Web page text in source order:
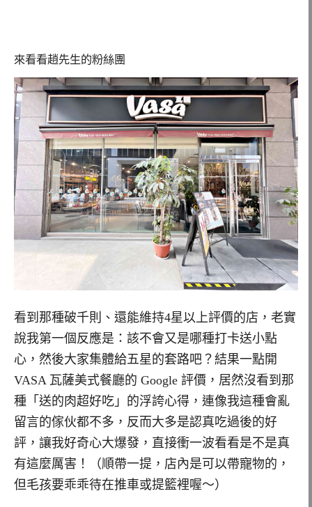
來看看趙先生的粉絲團
看到那種破千則、還能維持4星以上評價的店，老實
說我第一個反應是：該不會又是哪種打卡送小點
心，然後大家集體給五星的套路吧？結果一點開
VASA 瓦薩美式餐廳的 Google 評價，居然沒看到那
種「送的肉超好吃」的浮誇心得，連像我這種會亂
留言的傢伙都不多，反而大多是認真吃過後的好
評，讓我好奇心大爆發，直接衝一波看看是不是真
有這麼厲害！（順帶一提，店內是可以帶寵物的，
但毛孩要乖乖待在推車或提籃裡喔～）